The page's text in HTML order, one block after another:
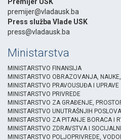
Premijer USK
premijer@vladausk.ba
Press služba Vlade USK
press@vladausk.ba
Ministarstva
MINISTARSTVO FINANSIJA
MINISTARSTVO OBRAZOVANJA,
MINISTARSTVO PRAVOUSUĐA I UPRAVE
MINISTARSTVO PRIVREDE
MINISTARSTVO ZA GRAĐENJE,
MINISTARSTVO UNUTRAŠNJIH POSLOVA
MINISTARSTVO ZA PITANJE BORACA I
MINISTARSTVO ZDRAVSTVA I
MINISTARSTVO POLJOPRIVREDE,